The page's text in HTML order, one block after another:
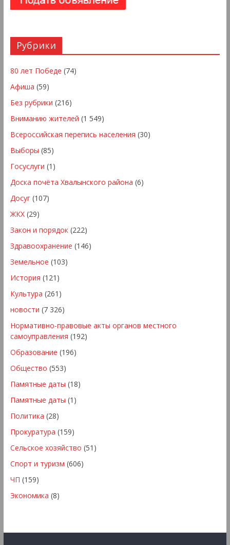
Рубрики
80 лет Победе (74)
Афиша (59)
Без рубрики (216)
Вниманию жителей (1 549)
Всероссийская перепись населения (30)
Выборы (85)
Госуслуги (1)
Доска почёта Хвалынского района (6)
Досуг(107)
ЖКХ(29)
Закон и порядок(222)
Здравоохранение (146)
Земельное (103)
История (121)
Культура (261)
новости (7 326)
Нормативно-правовые акты органов местного
самоуправления (192)
Образование (196)
Общество (553)
Памятные даты (18)
Памятные даты (1)
Политика (28)
Прокуратура (159)
Сельское хозяйство (51)
Спорт и туризм (606)
ЧП (159)
Экономика (8)